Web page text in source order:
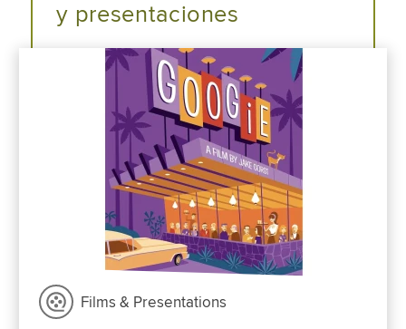
y presentaciones
Films & Presentations